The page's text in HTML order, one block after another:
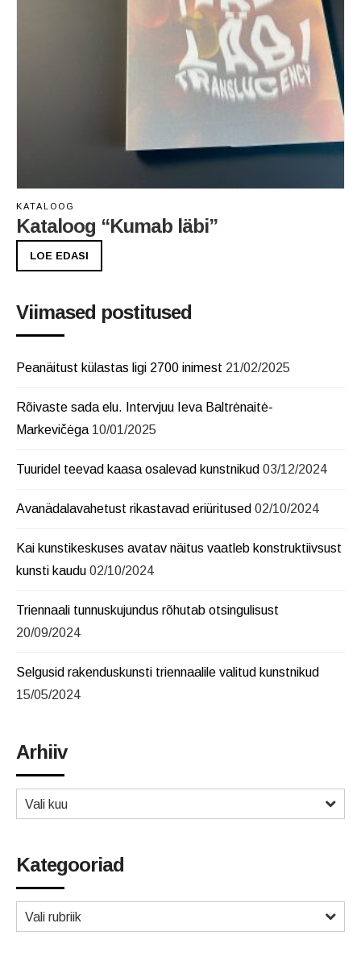
KATALOOG
Kataloog “Kumab läbi”
LOE EDASI
Viimased postitused
Peanäitust külastas ligi 2700 inimest 21/02/2025
Rõivaste sada elu. Intervjuu Ieva Baltrėnaitė-
Markevičėga 10/01/2025
Tuuridel teevad kaasa osalevad kunstnikud 03/12/2024
Avanädalavahetust rikastavad eriüritused 02/10/2024
Kai kunstikeskuses avatav näitus vaatleb konstruktiivsust
kunsti kaudu 02/10/2024
Triennaali tunnuskujundus rõhutab otsingulisust
20/09/2024
Selgusid rakenduskunsti triennaalile valitud kunstnikud
15/05/2024
Arhiiv
Vali kuu
Kategooriad
Vali rubriik